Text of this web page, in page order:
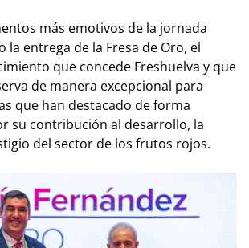
más emotivos de la jornada
la entrega de la Fresa de Oro, el
que concede Freshuelva y que
de manera excepcional para
que han destacado de forma
su contribución al desarrollo, la
del sector de los frutos rojos.